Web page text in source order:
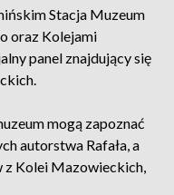
Stacja Muzeum
oraz Kolejami
panel znajdujący się
mogą zapoznać
autorstwa Rafała, a
z Kolei Mazowieckich,